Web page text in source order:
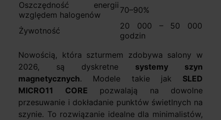
Oszczędność energii
względem halogenów
70–90%
Żywotność
20 000 – 50 000
godzin
Nowością, która szturmem zdobywa salony w
2026, są dyskretne systemy szyn
magnetycznych. Modele takie jak SLED
MICRO11 CORE pozwalają na dowolne
przesuwanie i dokładanie punktów świetlnych na
szynie. To rozwiązanie idealne dla minimalistów,